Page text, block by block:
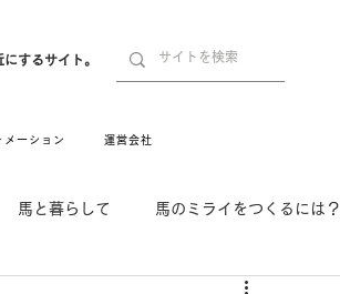
するサイト。
メーション 運営会社
馬と暮らして 馬のミライをつくるには？